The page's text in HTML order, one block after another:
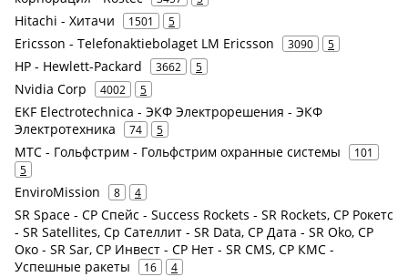
Hitachi - Хитачи 1501 5
Ericsson - Telefonaktiebolaget LM Ericsson 3090 5
HP - Hewlett-Packard 3662 5
Nvidia Corp 4002 5
EKF Electrotechnica - ЭКФ Электрорешения - ЭКФ
Электротехника
74 5
МТС - Гольфстрим - Гольфстрим охранные системы
101
5
EnviroMission 8 4
SR Space - СР Спейс - Success Rockets - SR Rockets, СР Рокетс
- SR Satellites, Ср Сателлит - SR Data, СР Дата - SR Oko, СР
Око - SR Sar, СР Инвест - СР Нет - SR CMS, СР КМС -
Успешные ракеты
16 4